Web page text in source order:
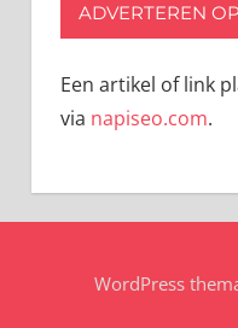
ADVERTEREN
Een artikel of link
via napiseo.com.
WordPress